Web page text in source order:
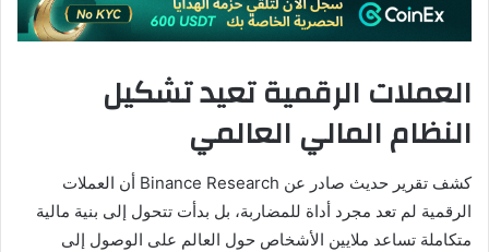
العملات الرقمية تعيد تشكيل
النظام المالي العالمي
كشف تقرير حديث صادر عن Binance Research أن العملات
الرقمية لم تعد مجرد أداة للمضاربة، بل بدأت تتحول إلى بنية مالية
متكاملة تساعد ملايين الأشخاص حول العالم على الوصول إلى